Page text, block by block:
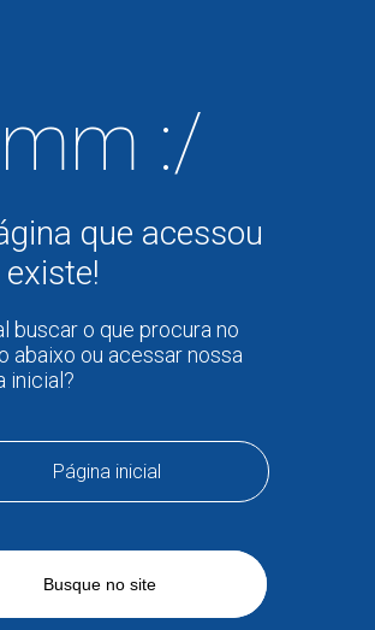
:/
que acessou
buscar o que procura no
abaixo ou acessar nossa
inicial?
Página inicial